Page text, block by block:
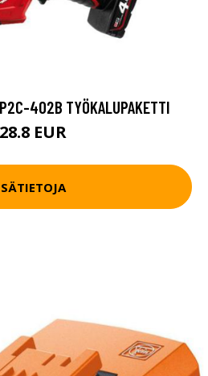
402B TYÖKALUPAKETTI
EUR